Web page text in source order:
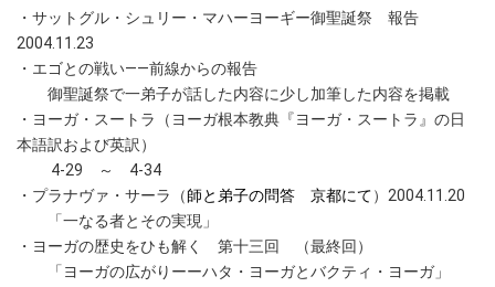
・サットグル・シュリー・マハーヨーギー御聖誕祭 報告
2004.11.23
・エゴとの戦い――前線からの報告
御聖誕祭で一弟子が話した内容に少し加筆した内容を掲載
・ヨーガ・スートラ
（ヨーガ根本教典『ヨーガ・スートラ』の日
本語訳および英訳）
4-29 ～ 4-34
・プラナヴァ・サーラ（師と弟子の問答 京都にて）2004.11.20
「一なる者とその実現」
・ヨーガの歴史をひも解く 第十三回 （最終回）
「ヨーガの広がりーーハタ・ヨーガとバクティ・ヨーガ」